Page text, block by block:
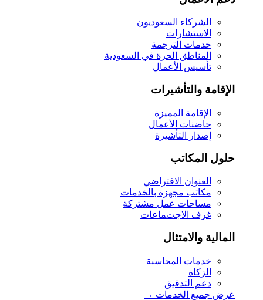
الشركاء السعوديون
الاستشارات
خدمات الترجمة
المناطق الحرة في السعودية
تأسيس الأعمال
الإقامة والتأشيرات
الإقامة المميزة
حاضنات الأعمال
إصدار التأشيرة
حلول المكاتب
العنوان الافتراضي
مكاتب مجهزة بالخدمات
مساحات عمل مشتركة
غرف الاجتماعات
المالية والامتثال
خدمات المحاسبة
الزكاة
دعم التدقيق
عرض جميع الخدمات →